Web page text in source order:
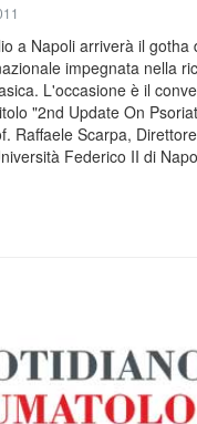
a Napoli arriverà il gotha
impegnata nella
L'occasione è il
"2nd Update On
Raffaele Scarpa,
Federico II di